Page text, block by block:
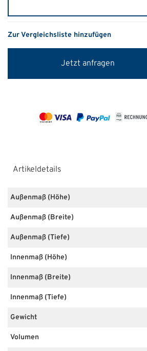
Zur Vergleichsliste hinzufügen
Jetzt anfragen
Artikeldetails
Außenmaß (Höhe)
Außenmaß (Breite)
Außenmaß (Tiefe)
Innenmaß (Höhe)
Innenmaß (Breite)
Innenmaß (Tiefe)
Gewicht
Volumen